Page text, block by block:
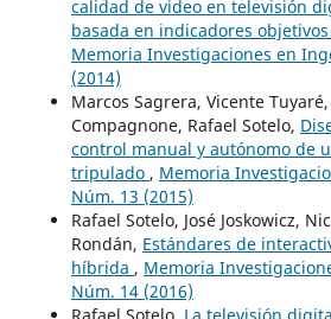
calidad de video en televisión
basada en indicadores
Memoria Investigaciones en
(2014)
Marcos Sagrera, Vicente
Compagnone, Rafael Sotelo,
control manual y autónomo de
tripulado , Memoria
Núm. 13 (2015)
Rafael Sotelo, José Joskowicz,
Rondán, Estándares de
híbrida , Memoria
Núm. 14 (2016)